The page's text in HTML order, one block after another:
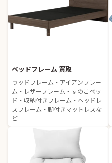
ベッドフレーム 買取
ウッドフレーム・アイアンフレー
ム・レザーフレーム・すのこベッ
ド・収納付きフレーム・ヘッドレ
スフレーム・脚付きマットレスな
ど